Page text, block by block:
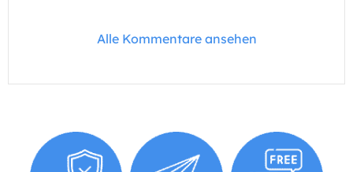
Alle Kommentare ansehen